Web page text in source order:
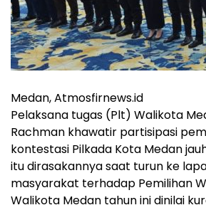
Medan, Atmosfirnews.id
Pelaksana tugas (Plt) Walikota
Rachman khawatir partisipasi
kontestasi Pilkada Kota Medan
itu dirasakannya saat turun ke
masyarakat terhadap Pemilihan
Walikota Medan tahun ini dinilai